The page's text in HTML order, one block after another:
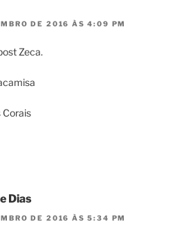
DE 2016 ÀS 4:09 PM
Zeca.
Corais
Dias
DE 2016 ÀS 5:34 PM